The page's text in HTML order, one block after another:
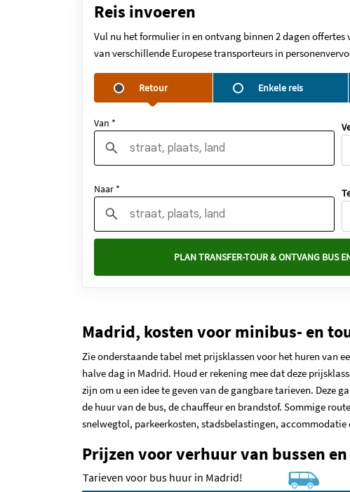
Reis invoeren
Vul nu het formulier in en ontvang binnen 2 dagen
van verschillende Europese transporteurs in
Retour Enkele reis
Van *
Naar *
PLAN TRANSFER-TOUR & ONTVANG BUS
Madrid, kosten voor minibus- en
Zie onderstaande tabel met prijsklassen voor het huren van
halve dag in Madrid. Houd er rekening mee dat deze
zijn om u een idee te geven van de gangbare tarieven. Deze
de huur van de bus, de chauffeur en brandstof. Sommige
snelwegtol, parkeerkosten, stadsbelastingen,
Prijzen voor verhuur van bussen
Tarieven voor bus huur in Madrid!